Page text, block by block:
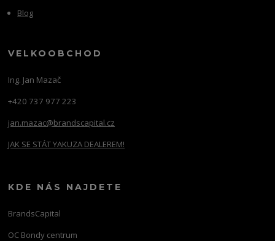
Blog
VELKOOBCHOD
Ing. Jan Mazač
+420 737 977 223
jan.mazac@brandscapital.cz
JAK SE STÁT YAKUZA DEALEREM!
KDE NÁS NAJDETE
BrandsCapital
OC Bondy centrum